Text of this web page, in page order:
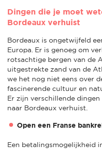
Dingen die je moet
Bordeaux verhuist
Bordeaux is ongetwijfeld
Europa. Er is genoeg om
rotsachtige bergen van de
uitgestrekte zand van de
we het nog niet eens over
fascinerende cultuur en
Er zijn verschillende
naar Bordeaux verhuist.
Open een Franse
Een betalingsmogelijkheid